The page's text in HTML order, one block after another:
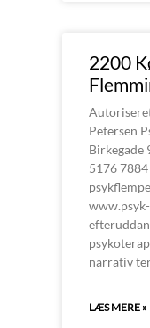
2200
Petersen
Birkegade
5176
narrativ
LÆS MERE »